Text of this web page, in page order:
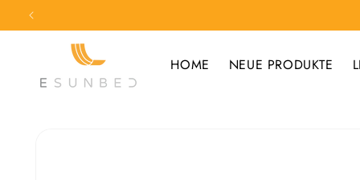
zum
Inhalt
HOME NEUE PRODUKTE